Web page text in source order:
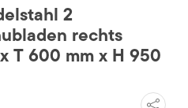
2
rechts
T 600 mm x H 950